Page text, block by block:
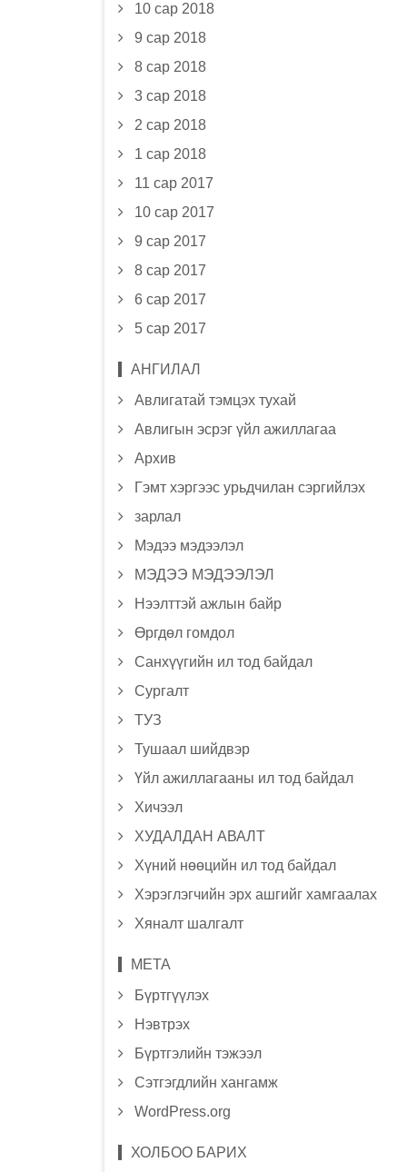
10 сар 2018
9 сар 2018
8 сар 2018
3 сар 2018
2 сар 2018
1 сар 2018
11 сар 2017
10 сар 2017
9 сар 2017
8 сар 2017
6 сар 2017
5 сар 2017
АНГИЛАЛ
Авлигатай тэмцэх тухай
Авлигын эсрэг үйл ажиллагаа
Архив
Гэмт хэргээс урьдчилан сэргийлэх
зарлал
Мэдээ мэдээлэл
МЭДЭЭ МЭДЭЭЛЭЛ
Нээлттэй ажлын байр
Өргдөл гомдол
Санхүүгийн ил тод байдал
Сургалт
ТУЗ
Тушаал шийдвэр
Үйл ажиллагааны ил тод байдал
Хичээл
ХУДАЛДАН АВАЛТ
Хүний нөөцийн ил тод байдал
Хэрэглэгчийн эрх ашгийг хамгаалах
Хяналт шалгалт
МЕТА
Бүртгүүлэх
Нэвтрэх
Бүртгэлийн тэжээл
Сэтгэгдлийн хангамж
WordPress.org
ХОЛБОО БАРИХ